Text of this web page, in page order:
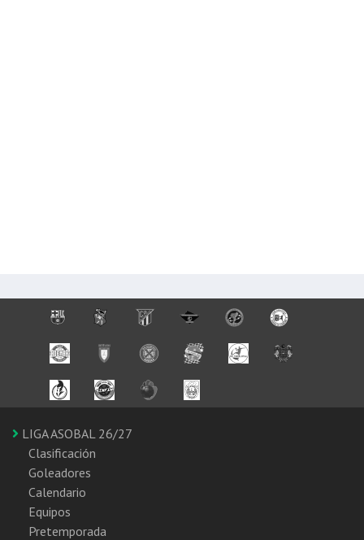
LIGA ASOBAL 26/27
Clasificación
Goleadores
Calendario
Equipos
Pretemporada